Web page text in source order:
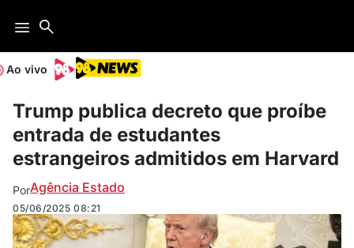
Ao vivo
Trump publica decreto que proíbe
entrada de estudantes
estrangeiros admitidos em Harvard
PorAgência Estado
05/06/2025 08:21